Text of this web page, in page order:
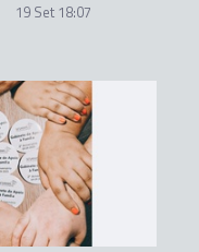
19 Set 18:07